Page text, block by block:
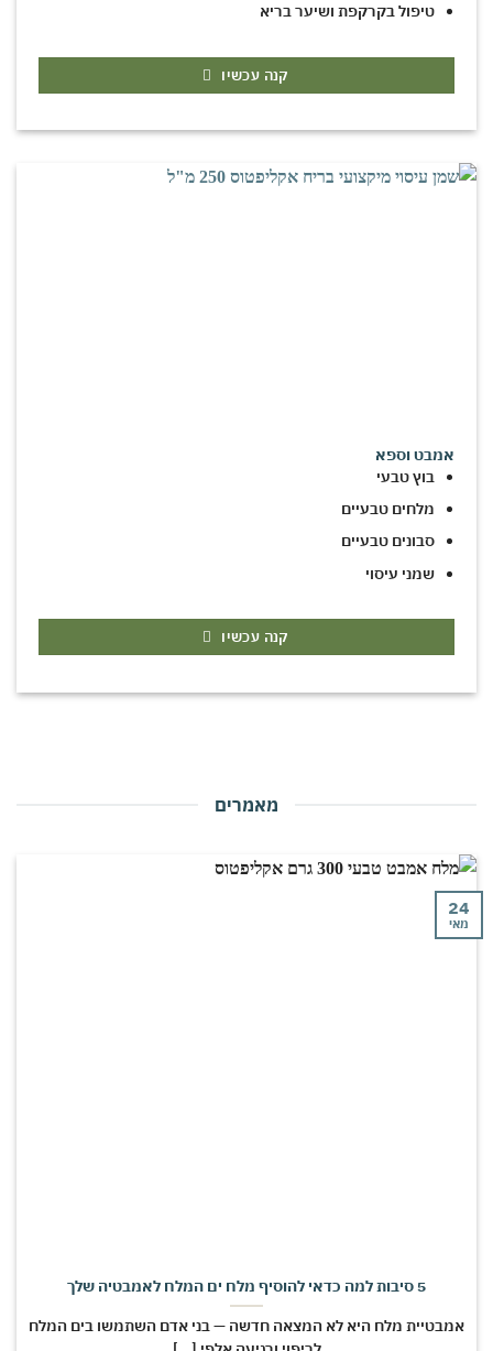
טיפול בקרקפת ושיער בריא
קנה עכשיו
אמבט וספא
בוץ טבעי
מלחים טבעיים
סבונים טבעיים
שמני עיסוי
קנה עכשיו
מאמרים
מלח היא לא המצאה חדשה — בני אדם השתמשו בים המלח